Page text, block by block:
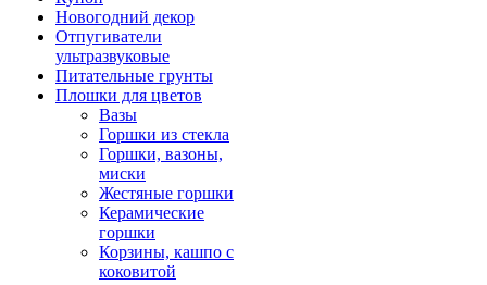
Новогодний декор
Отпугиватели
ультразвуковые
Питательные грунты
Плошки для цветов
Вазы
Горшки из стекла
Горшки, вазоны,
миски
Жестяные горшки
Керамические
горшки
Корзины, кашпо с
коковитой